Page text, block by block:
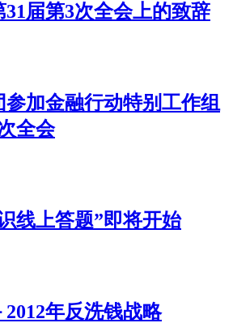
31届第3次全会上的致辞
参加金融行动特别工作组
全会
线上答题”即将开始
2012年反洗钱战略